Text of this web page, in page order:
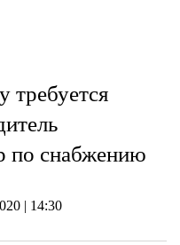
по снабжению
| 14:30